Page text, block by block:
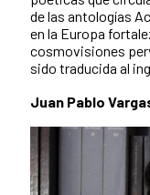
de las antologías
en la Europa
cosmovisiones
sido traducida al
Juan Pablo